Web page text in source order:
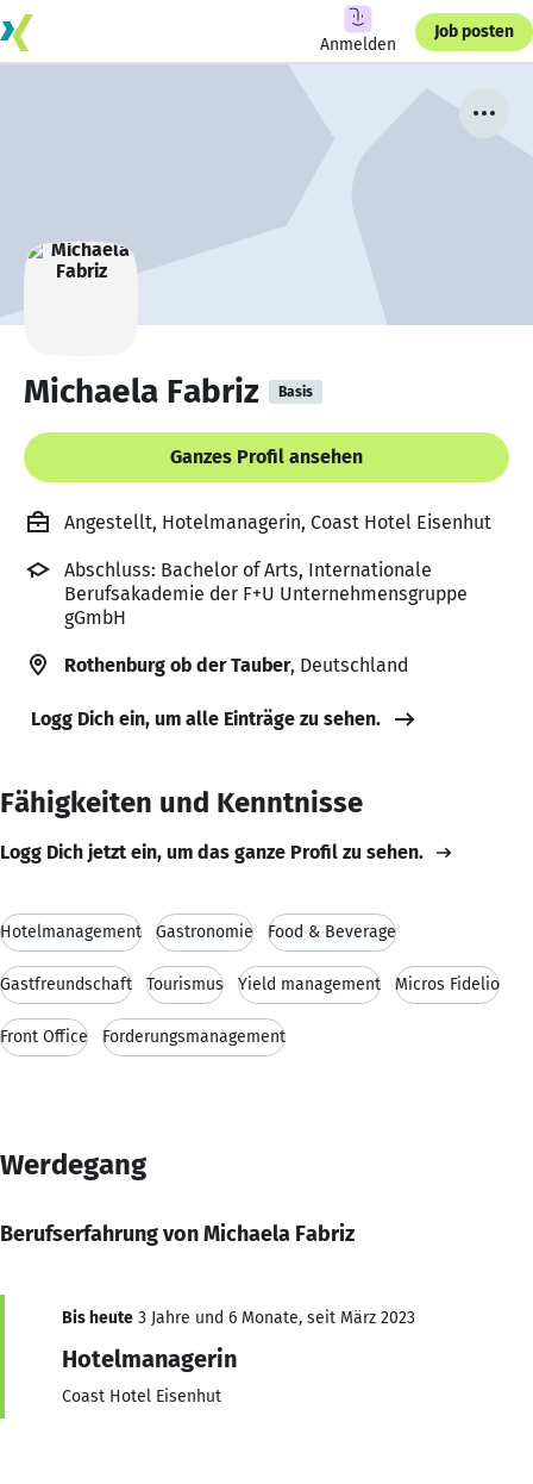
Anmelden
Job posten
Michaela Fabriz Basis
Ganzes Profil ansehen
Angestellt, Hotelmanagerin, Coast Hotel Eisenhut
Abschluss: Bachelor of Arts, Internationale
Berufsakademie der F+U Unternehmensgruppe
gGmbH
Rothenburg ob der Tauber, Deutschland
Logg Dich ein, um alle Einträge zu sehen.
Fähigkeiten und Kenntnisse
Logg Dich jetzt ein, um das ganze Profil zu sehen.
Hotelmanagement Gastronomie Food & Beverage
Gastfreundschaft Tourismus Yield management Micros Fidelio
Front Office Forderungsmanagement
Werdegang
Berufserfahrung von Michaela Fabriz
Bis heute 3 Jahre und 6 Monate, seit März 2023
Hotelmanagerin
Coast Hotel Eisenhut